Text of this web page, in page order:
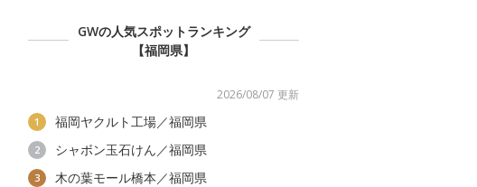
GWの人気スポットランキング
【福岡県】
2026/08/07 更新
1 福岡ヤクルト工場／福岡県
2 シャボン玉石けん／福岡県
3 木の葉モール橋本／福岡県